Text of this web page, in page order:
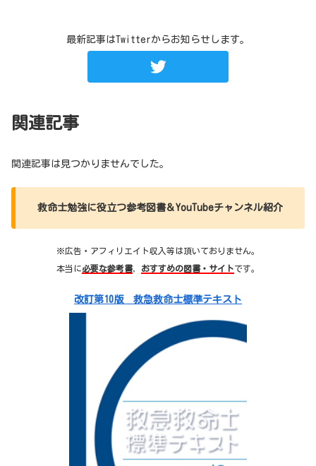
最新記事はTwitterからお知らせします。
関連記事
関連記事は見つかりませんでした。
救命士勉強に役立つ参考図書＆YouTubeチャンネル紹介
※広告・アフィリエイト収入等は頂いておりません。
本当に必要な参考書， おすすめの図書・サイトです。
改訂第10版 救急救命士標準テキスト